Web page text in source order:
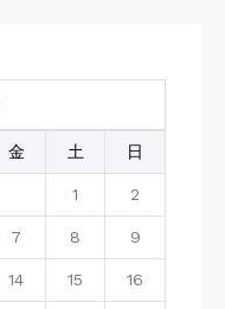
金 土 日
1 2
7 8 9
14 15 16